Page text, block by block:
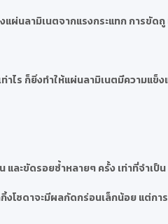
ผ่นลามิเนตจากแรงกระแทก การขัด
ร ก็ยิ่งทำให้แผ่นลามิเนตมีความแข็
ละขัดรอยซ้ำหลายๆ ครั้ง เท่าที่จำเป็น
ซดาจะมีผลกัดกร่อนเล็กน้อย แต่กา